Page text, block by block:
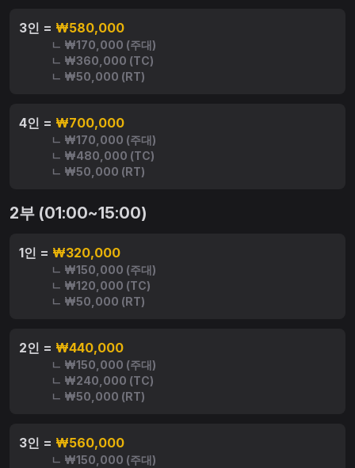
3인 = ₩580,000
ㄴ ₩170,000 (주대)
ㄴ ₩360,000 (TC)
ㄴ ₩50,000 (RT)
4인 = ₩700,000
ㄴ ₩170,000 (주대)
ㄴ ₩480,000 (TC)
ㄴ ₩50,000 (RT)
2부 (01:00~15:00)
1인 = ₩320,000
ㄴ ₩150,000 (주대)
ㄴ ₩120,000 (TC)
ㄴ ₩50,000 (RT)
2인 = ₩440,000
ㄴ ₩150,000 (주대)
ㄴ ₩240,000 (TC)
ㄴ ₩50,000 (RT)
3인 = ₩560,000
ㄴ ₩150,000 (주대)